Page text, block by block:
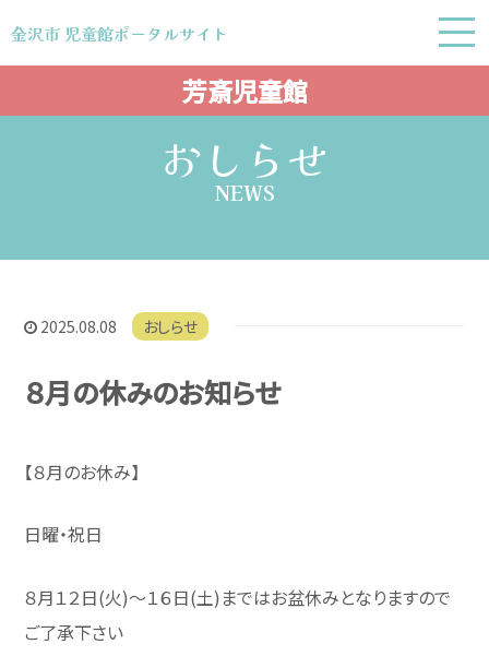
金沢市 児童館ポータルサイト
金沢市 児童館ポータルサイト
おしらせ
NEWS
2025.08.08 おしらせ
８月の休みのお知らせ
【８月のお休み】
日曜・祝日
８月１２日(火)〜１６日(土)まではお盆休みとなりますので
ご了承下さい
芳斎児童館